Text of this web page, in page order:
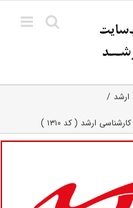
ارشد
ارشد ( کد ۱۳۱۰ )